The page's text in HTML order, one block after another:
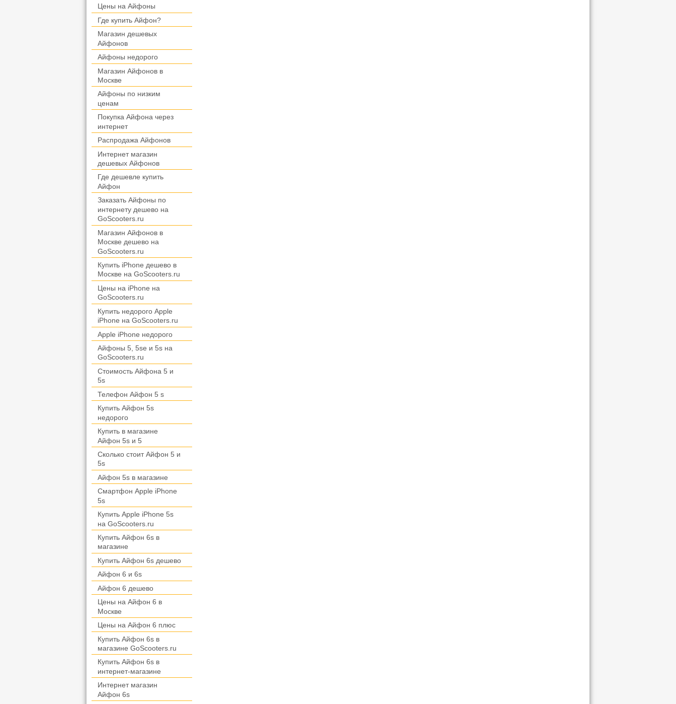
Цены на Айфоны
Где купить Айфон?
Магазин дешевых
Айфонов
Айфоны недорого
Магазин Айфонов в
Москве
Айфоны по низким
ценам
Покупка Айфона через
интернет
Распродажа Айфонов
Интернет магазин
дешевых Айфонов
Где дешевле купить
Айфон
Заказать Айфоны по
интернету дешево на
GoScooters.ru
Магазин Айфонов в
Москве дешево на
GoScooters.ru
Купить iPhone дешево в
Москвe на GoScooters.ru
Цены на iPhone на
GoScooters.ru
Купить недорого Apple
iPhone на GoScooters.ru
Apple iPhone недорого
Айфоны 5, 5se и 5s на
GoScooters.ru
Стоимость Айфона 5 и
5s
Телефон Айфон 5 s
Купить Айфон 5s
недорого
Купить в магазине
Айфон 5s и 5
Сколько стоит Айфон 5 и
5s
Айфон 5s в магазине
Смартфон Apple iPhone
5s
Купить Apple iPhone 5s
на GoScooters.ru
Купить Айфон 6s в
магазине
Купить Айфон 6s дешево
Айфон 6 и 6s
Айфон 6 дешево
Цены на Айфон 6 в
Москве
Цены на Айфон 6 плюс
Купить Айфон 6s в
магазине GoScooters.ru
Купить Айфон 6s в
интернет-магазине
Интернет магазин
Айфон 6s